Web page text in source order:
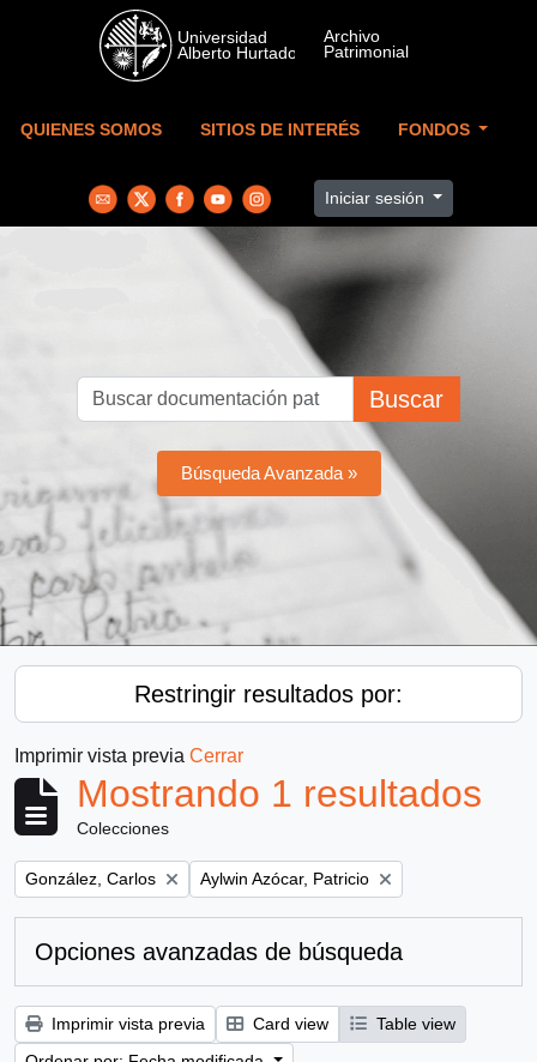
Skip to main content
QUIENES SOMOS SITIOS DE INTERÉS FONDOS
Iniciar sesión
Buscar
Búsqueda Avanzada »
Restringir resultados por:
Imprimir vista previa Cerrar
Mostrando 1 resultados
Colecciones
Remove filter:
González, Carlos Remove filter:
Aylwin Azócar, Patricio
Opciones avanzadas de búsqueda
Imprimir vista previa Card view
Table view